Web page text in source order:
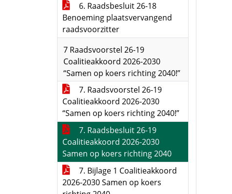
6. Raadsbesluit 26-18
Benoeming plaatsvervangend
raadsvoorzitter
7 Raadsvoorstel 26-19
Coalitieakkoord 2026-2030
“Samen op koers richting 2040!”
7. Raadsvoorstel 26-19
Coalitieakkoord 2026-2030
“Samen op koers richting 2040!”
7. Raadsbesluit 26-19
Coalitieakkoord 2026-2030
Samen op koers richting 2040
7. Bijlage 1 Coalitieakkoord
2026-2030 Samen op koers